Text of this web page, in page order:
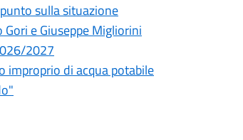
sulla situazione
e Giuseppe Migliorini
2027
improprio di acqua potabile